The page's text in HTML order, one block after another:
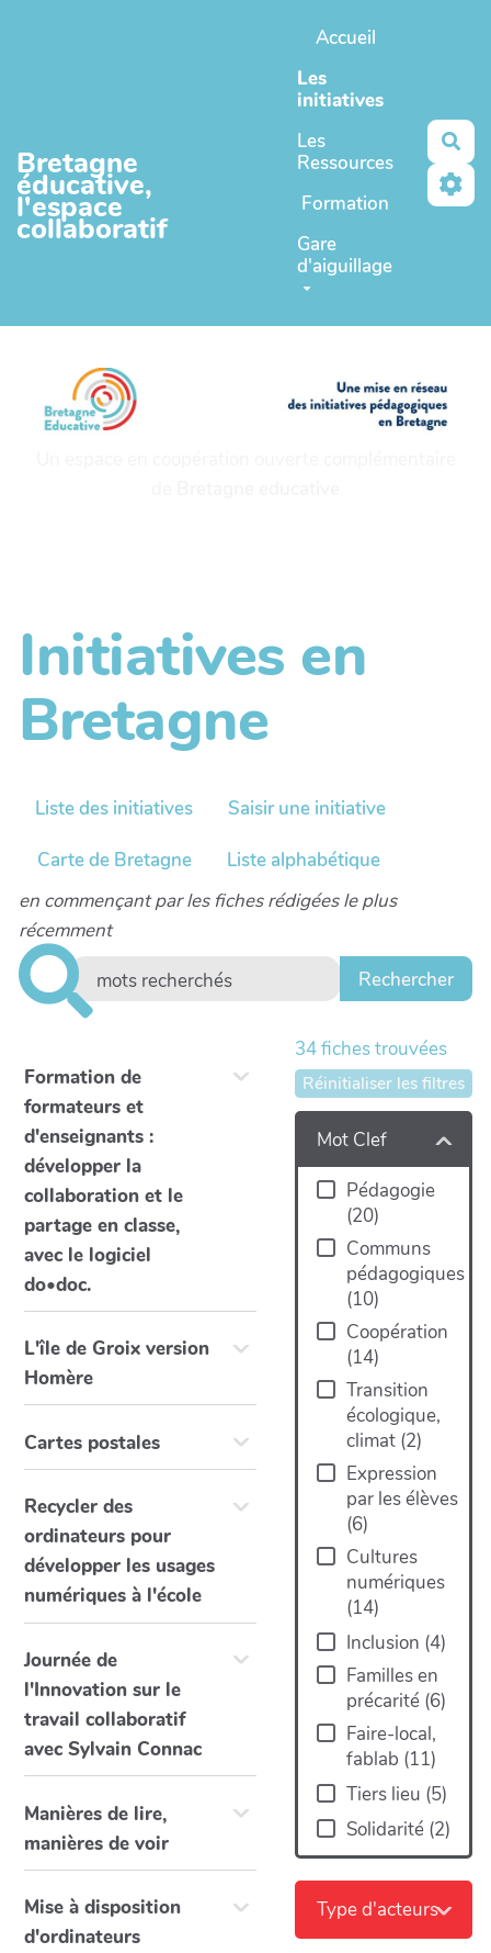
Bretagne
éducative,
l'espace
collaboratif
Accueil
Les
initiatives
Les
Ressources
Formation
Gare
d'aiguillage
Initiatives en
Bretagne
Liste des initiatives Saisir une initiative
Carte de Bretagne
Liste alphabétique
en commençant par les fiches rédigées le plus
récemment
34fiches trouvées
Réinitialiser les filtres
Mot Clef
Pédagogie
(20)
Communs
pédagogiques
(10)
Coopération
(14)
Transition
écologique,
climat (2)
Expression
par les élèves
(6)
Cultures
numériques
(14)
Inclusion (4)
Familles en
précarité (6)
Faire-local,
fablab (11)
Tiers lieu (5)
Solidarité (2)
Type d'acteurs
Formation de
formateurs et
d'enseignants :
développer la
collaboration et le
partage en classe,
avec le logiciel
do•doc.
L'île de Groix version
Homère
Cartes postales
Recycler des
ordinateurs pour
développer les usages
numériques à l'école
Journée de
l'Innovation sur le
travail collaboratif
avec Sylvain Connac
Manières de lire,
manières de voir
Mise à disposition
d'ordinateurs